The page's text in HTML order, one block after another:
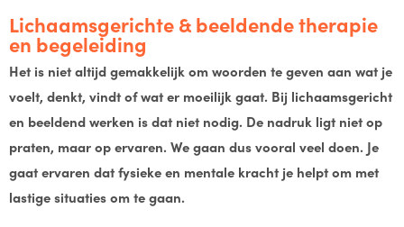
Lichaamsgerichte & beeldende therapie
en begeleiding
Het is niet altijd gemakkelijk om woorden te geven aan wat je
voelt, denkt, vindt of wat er moeilijk gaat. Bij lichaamsgericht
en beeldend werken is dat niet nodig. De nadruk ligt niet op
praten, maar op ervaren. We gaan dus vooral veel doen. Je
gaat ervaren dat fysieke en mentale kracht je helpt om met
lastige situaties om te gaan.